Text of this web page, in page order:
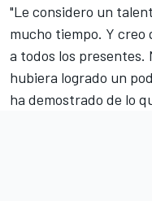
"Le considero un
mucho tiempo. Y creo
a todos los presentes.
hubiera logrado un
ha demostrado de lo